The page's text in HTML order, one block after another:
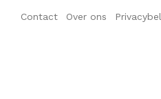
Contact Over ons